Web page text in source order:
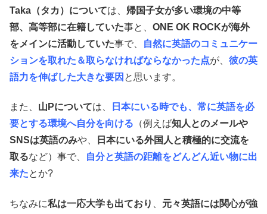
Taka（タカ）については、 帰国子女が多い環境の中等
部、高等部に在籍していた事と、 ONE OK ROCKが海外
をメインに活動していた事で、
自然に英語のコミュニケー
ションを取れた＆取らなければならなかった点が、 彼の英
語力を伸ばした大きな要因 と思います。
また、 山Pについては、
日本にいる時でも、常に英語を必
要とする環境へ自分を向ける （例えば知人とのメールや
SNSは英語のみや、
日本にいる外国人と積極的に交流を
取るなど）事で、
自分と英語の距離をどんどん近い物に出
来たとか?
ちなみに私は一応大学も出ており
元々英語には関心が強